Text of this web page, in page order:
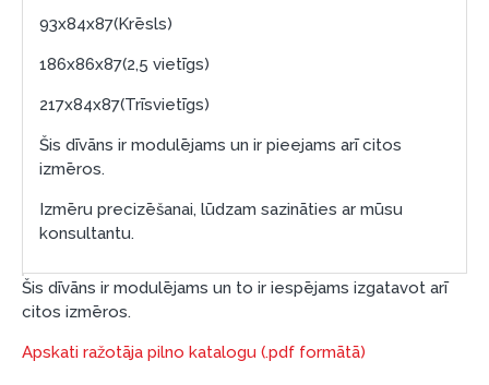
93x84x87(Krēsls)
186x86x87(2,5 vietīgs)
217x84x87(Trīsvietīgs)
Šis dīvāns ir modulējams un ir pieejams arī citos
izmēros.
Izmēru precizēšanai, lūdzam sazināties ar mūsu
konsultantu.
Šis dīvāns ir modulējams un to ir iespējams izgatavot arī
citos izmēros.
Apskati ražotāja pilno katalogu (.pdf formātā)